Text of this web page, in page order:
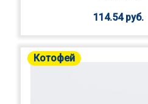
114.54 руб.
Котофей